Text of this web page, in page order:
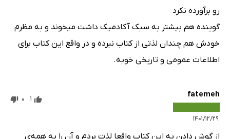
رو برآورده نکرد
گوینده هم بیشتر به سبک آکادمیک داشت میخوند و به مظرم
خودش هم چندان لذتی از کتاب نبرده و در واقع این کتاب برای
اطلاعات عمومی و تاریخی خوبه.
fatemeh
۱۴۰۱/۱۲/۲۹
1
0
از گوش دادن به این کتاب واقعا لذت بردم و آن را به همه‌ی